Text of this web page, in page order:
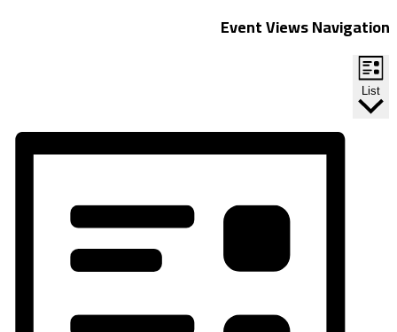
Event Views Navigation
List